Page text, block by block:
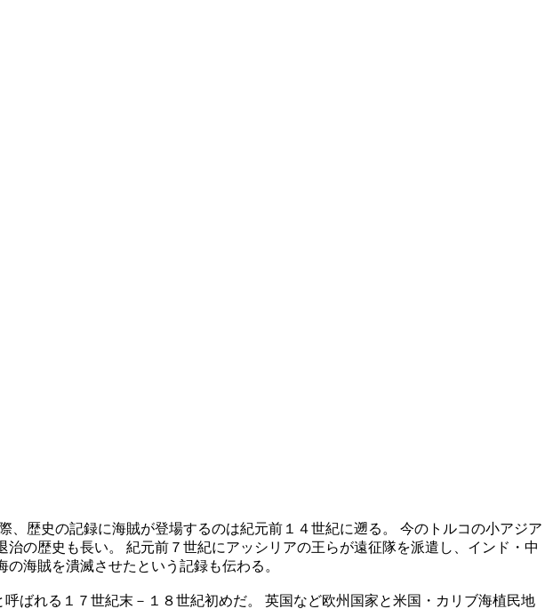
歴史の記録に海賊が登場するのは紀元前１４世紀に遡る。 今のトルコの小アジア
の歴史も長い。 紀元前７世紀にアッシリアの王らが遠征隊を派遣し、インド・中
海賊を潰滅させたという記録も伝わる。
ばれる１７世紀末－１８世紀初めだ。 英国など欧州国家と米国・カリブ海植民地